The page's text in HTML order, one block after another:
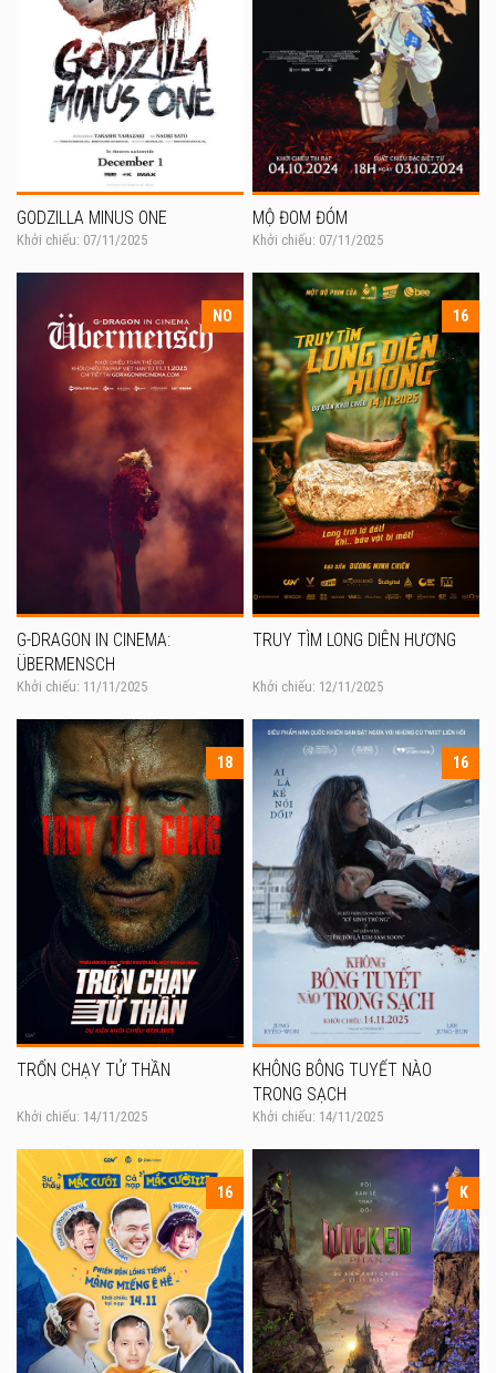
GODZILLA MINUS ONE
Khởi chiếu: 07/11/2025
MỘ ĐOM ĐÓM
Khởi chiếu: 07/11/2025
NO
G-DRAGON IN CINEMA:
ÜBERMENSCH
Khởi chiếu: 11/11/2025
16
TRUY TÌM LONG DIÊN HƯƠNG
Khởi chiếu: 12/11/2025
18
TRỐN CHẠY TỬ THẦN
Khởi chiếu: 14/11/2025
16
KHÔNG BÔNG TUYẾT NÀO
TRONG SẠCH
Khởi chiếu: 14/11/2025
16 K